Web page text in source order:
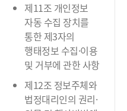
제11조 개인정보
자동 수집 장치를
통한 제3자의
행태정보 수집·이용
및 거부에 관한 사항
제12조 정보주체와
법정대리인의 권리·